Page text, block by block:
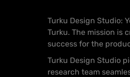
Turku Design Studio:
Turku. The mission is
success for the
Turku Design Studio
research team